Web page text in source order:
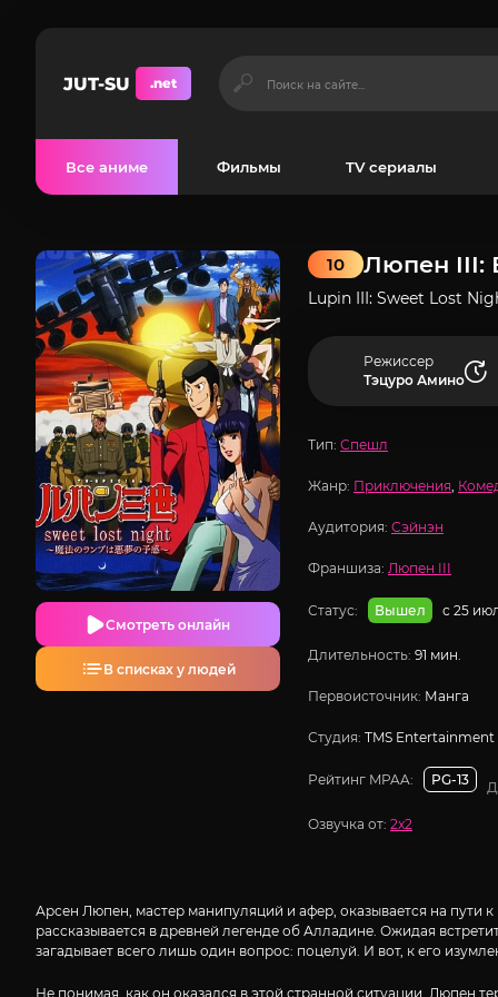
JUT-SU .net
Все аниме Фильмы TV сериалы
Люпен III:
10
Lupin III: Sweet Lost
Смотреть онлайн
В списках у людей
Режиссер
Тэцуро Амино
Тип: Спешл
Жанр: Приключения,
Аудитория: Сэйнэн
Франшиза: Люпен III
Статус: Вышел с 25
Длительность: 91 мин.
Первоисточник: Манга
Студия: TMS Entertainment
Рейтинг MPAA: PG-13
Озвучка от: 2x2
Арсен Люпен, мастер манипуляций и афер, оказывается на пути
рассказывается в древней легенде об Алладине. Ожидая
загадывает всего лишь один вопрос: поцелуй. И вот, к его
Не понимая, как он оказался в этой странной ситуации, Люпен